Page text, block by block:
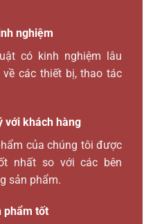
nghiệm
có kinh nghiệm lâu
về các thiết bị, thao tác
với khách hàng
của chúng tôi được
nhất so với các bên
sản phẩm.
phẩm tốt